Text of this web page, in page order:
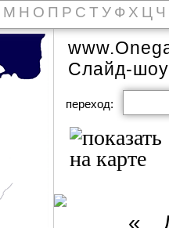
М Н О П Р С Т У Ф Х Ц Ч
Слайд-шоу
переход: